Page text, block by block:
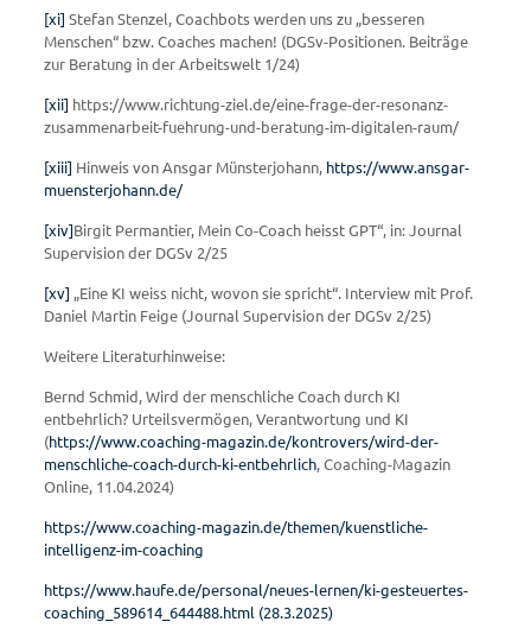
[xi] Stefan Stenzel, Coachbots werden uns zu „besseren
Menschen“ bzw. Coaches machen! (DGSv-Positionen. Beiträge
zur Beratung in der Arbeitswelt 1/24)
[xii] https://www.richtung-ziel.de/eine-frage-der-resonanz-
zusammenarbeit-fuehrung-und-beratung-im-digitalen-raum/
[xiii] Hinweis von Ansgar Münsterjohann, https://www.ansgar-
muensterjohann.de/
[xiv]Birgit Permantier, Mein Co-Coach heisst GPT“, in: Journal
Supervision der DGSv 2/25
[xv] „Eine KI weiss nicht, wovon sie spricht“. Interview mit Prof.
Daniel Martin Feige (Journal Supervision der DGSv 2/25)
Weitere Literaturhinweise:
Bernd Schmid, Wird der menschliche Coach durch KI
entbehrlich? Urteilsvermögen, Verantwortung und KI
(https://www.coaching-magazin.de/kontrovers/wird-der-
menschliche-coach-durch-ki-entbehrlich, Coaching-Magazin
Online, 11.04.2024)
https://www.coaching-magazin.de/themen/kuenstliche-
intelligenz-im-coaching
https://www.haufe.de/personal/neues-lernen/ki-gesteuertes-
coaching_589614_644488.html (28.3.2025)